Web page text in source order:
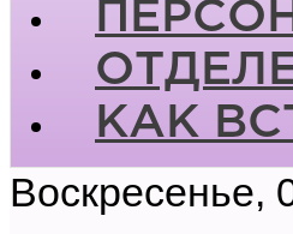
КАК
Воскресенье,